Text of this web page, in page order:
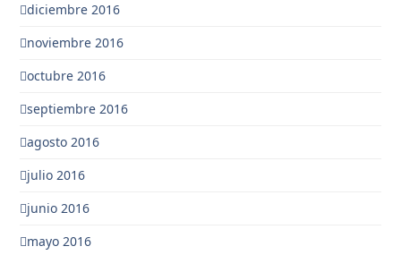
diciembre 2016
noviembre 2016
octubre 2016
septiembre 2016
agosto 2016
julio 2016
junio 2016
mayo 2016